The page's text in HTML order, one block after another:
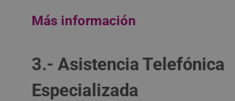
Más información
3.- Asistencia Telefónica
Especializada